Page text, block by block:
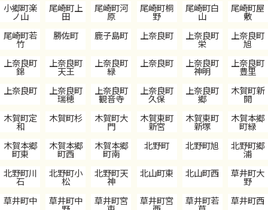
小郷町楽
ノ山
尾崎町上
田
尾崎町河
原
尾崎町桐
野
尾崎町白
山
尾崎町屋
敷
尾崎町若
竹
勝佐町 鹿子島町 上奈良町 上奈良町
栄
上奈良町
旭
上奈良町
錦
上奈良町
天王
上奈良町
緑
上奈良町 上奈良町
神明
上奈良町
豊里
上奈良町
上奈良町
瑞穂
上奈良町
観音寺
上奈良町
久保
上奈良町
郷
木賀町新
開
木賀町定
和
木賀町杉 木賀町大
門
木賀東町
新宮
木賀東町
新塚
木賀本郷
町緑
木賀本郷
町東
木賀本郷
町西
木賀本郷
町南
北野町 北野町旭 北野町郷
浦
北野町川
石
北野町小
松
北野町天
神
北山町東 北山町西 草井町大
野
草井町中
草井町中 草井町宮 草井町宮 草井町若 草井町西